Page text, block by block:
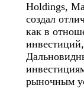
Holdings,
создал
как в
рыночным